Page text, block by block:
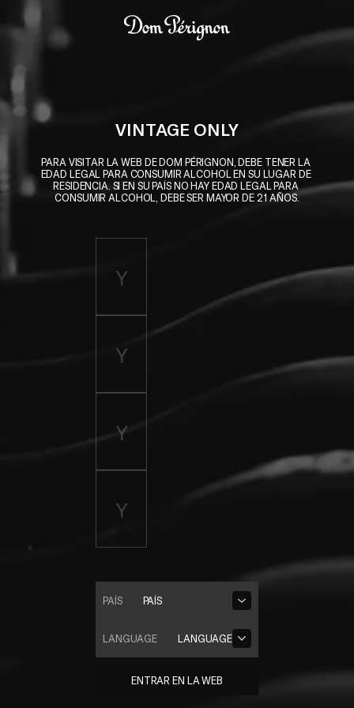
Skip to main content
VINTAGE ONLY
PARA VISITAR LA WEB DE DOM PÉRIGNON, DEBE TENER LA
EDAD LEGAL PARA CONSUMIR ALCOHOL EN SU LUGAR DE
RESIDENCIA. SI EN SU PAÍS NO HAY EDAD LEGAL PARA
CONSUMIR ALCOHOL, DEBE SER MAYOR DE 21 AÑOS.
PAÍS
PAÍS
LANGUAGE
LANGUAGE
ENTRAR EN LA WEB